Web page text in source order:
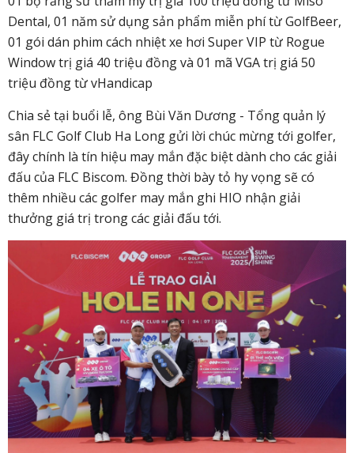
Dental, 01 năm sử dụng sản phẩm miễn phí từ GolfBeer,
01 gói dán phim cách nhiệt xe hơi Super VIP từ Rogue
Window trị giá 40 triệu đồng và 01 mã VGA trị giá 50
triệu đồng từ vHandicap
Chia sẻ tại buổi lễ, ông Bùi Văn Dương - Tổng quản lý
sân FLC Golf Club Ha Long gửi lời chúc mừng tới golfer,
đây chính là tín hiệu may mắn đặc biệt dành cho các giải
đấu của FLC Biscom. Đồng thời bày tỏ hy vọng sẽ có
thêm nhiều các golfer may mắn ghi HIO nhận giải
thưởng giá trị trong các giải đấu tới.